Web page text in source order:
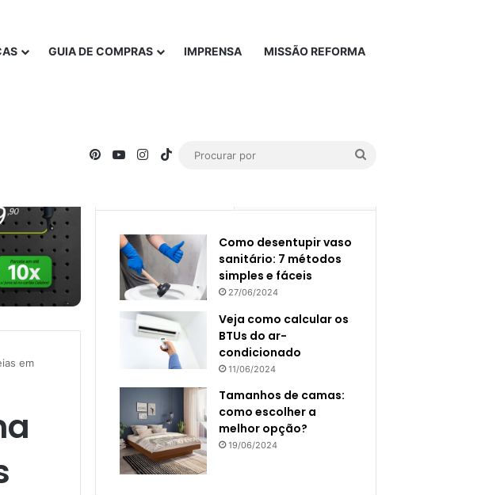
GUIA DE COMPRAS IMPRENSA MISSÃO REFORMA
PinterestYouTubeInstagram
TikTok
em
Como desentupir vaso
sanitário: 7 métodos
simples e fáceis
27/06/2024
Veja como calcular os
BTUs do ar-
condicionado
11/06/2024
Tamanhos de camas:
como escolher a
melhor opção?
19/06/2024